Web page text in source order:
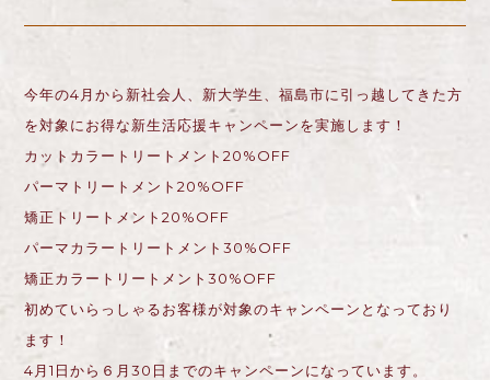
今年の4月から新社会人、新大学生、福島市に引っ越してきた方
を対象にお得な新生活応援キャンペーンを実施します！
カットカラートリートメント20%OFF
パーマトリートメント20%OFF
矯正トリートメント20%OFF
パーマカラートリートメント30%OFF
矯正カラートリートメント30%OFF
初めていらっしゃるお客様が対象のキャンペーンとなっており
ます！
4月1日から６月30日までのキャンペーンになっています。